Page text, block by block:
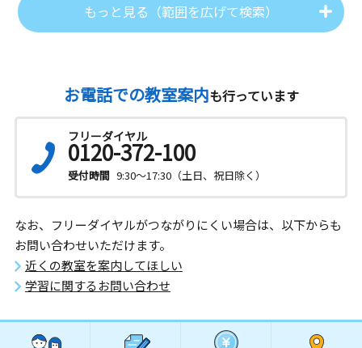
もっと見る（範囲を広げて検索）
お電話での教室案内も行っています
フリーダイヤル
0120-372-100
受付時間 9:30～17:30（土日、祝日除く）
なお、フリーダイヤルがつながりにくい場合は、以下からも
お問い合わせいただけます。
近くの教室を案内してほしい
学習に関するお問い合わせ